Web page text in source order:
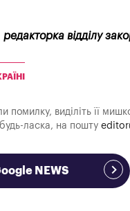
редакторка відділу
помилку, виділіть її
ласка, на пошту
NEWS